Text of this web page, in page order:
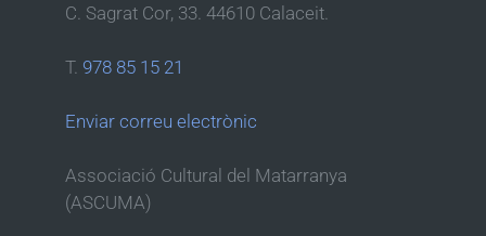
C. Sagrat Cor, 33. 44610 Calaceit.
T. 978 85 15 21
Enviar correu electrònic
Associació Cultural del Matarranya
(ASCUMA)